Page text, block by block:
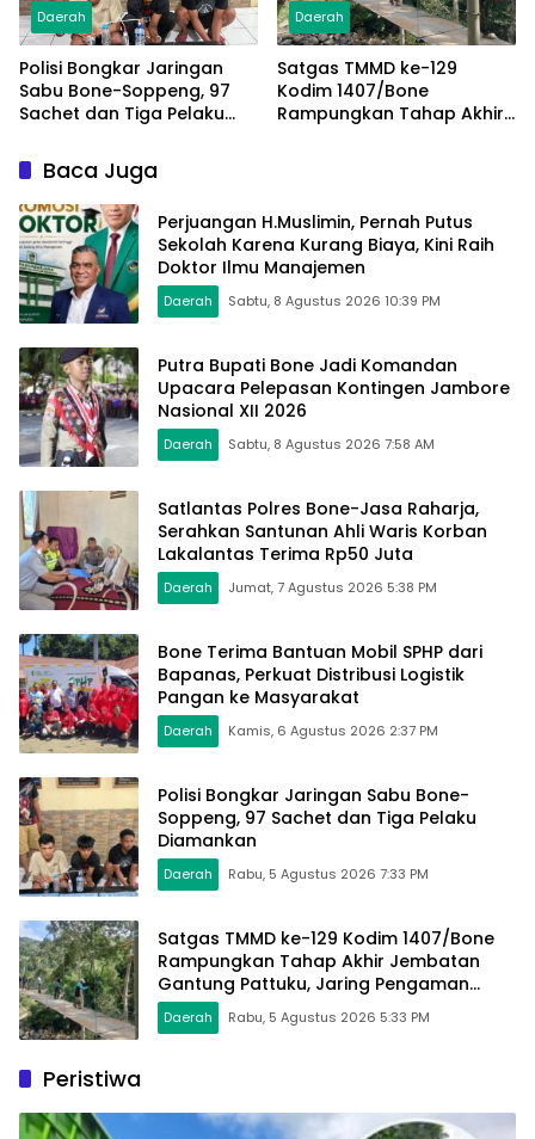
Daerah
Polisi Bongkar Jaringan
Sabu Bone-Soppeng, 97
Sachet dan Tiga Pelaku
Daerah
Satgas TMMD ke-129
Kodim 1407/Bone
Rampungkan Tahap Akhir
Baca Juga
Perjuangan H.Muslimin, Pernah Putus
Sekolah Karena Kurang Biaya, Kini Raih
Doktor Ilmu Manajemen
Daerah Sabtu, 8 Agustus 2026 10:39 PM
Putra Bupati Bone Jadi Komandan
Upacara Pelepasan Kontingen Jambore
Nasional XII 2026
Daerah Sabtu, 8 Agustus 2026 7:58 AM
Satlantas Polres Bone-Jasa Raharja,
Serahkan Santunan Ahli Waris Korban
Lakalantas Terima Rp50 Juta
Daerah Jumat, 7 Agustus 2026 5:38 PM
Bone Terima Bantuan Mobil SPHP dari
Bapanas, Perkuat Distribusi Logistik
Pangan ke Masyarakat
Daerah Kamis, 6 Agustus 2026 2:37 PM
Polisi Bongkar Jaringan Sabu Bone-
Soppeng, 97 Sachet dan Tiga Pelaku
Diamankan
Daerah Rabu, 5 Agustus 2026 7:33 PM
Satgas TMMD ke-129 Kodim 1407/Bone
Rampungkan Tahap Akhir Jembatan
Gantung Pattuku, Jaring Pengaman
Mulai Terpasang
Daerah Rabu, 5 Agustus 2026 5:33 PM
Peristiwa